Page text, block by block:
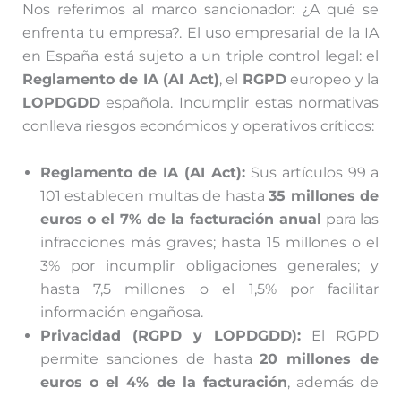
Nos referimos al marco sancionador: ¿A qué se
enfrenta tu empresa?. El uso empresarial de la IA
en España está sujeto a un triple control legal: el
Reglamento de IA (AI Act), el RGPDeuropeo y la
LOPDGDDespañola. Incumplir estas normativas
conlleva riesgos económicos y operativos críticos:
Reglamento de IA (AI Act): Sus artículos 99 a
101 establecen multas de hasta35 millones de
euros o el 7% de la facturación anual para las
infracciones más graves; hasta 15 millones o el
3% por incumplir obligaciones generales; y
hasta 7,5 millones o el 1,5% por facilitar
información engañosa.
Privacidad (RGPD y LOPDGDD): El RGPD
permite sanciones de hasta20 millones de
euros o el 4% de la facturación, además de